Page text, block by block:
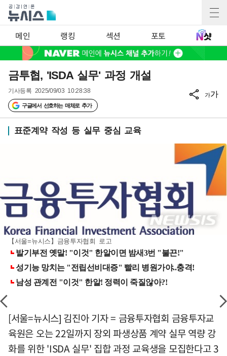
메인 랭킹 섹션 포토
금투협, 'ISDA 실무' 과정 개설
기사등록 2025/09/03 10:28:38
구글에서 선호하는 매체로 추가
가가
표준계약 작성 등 실무 중심 교육
【서울=뉴시스】금융투자협회 로고
[서울=뉴시스] 김진아 기자 = 금융투자협회 금융투자교
육원은 오는 22일까지 장외 파생상품 계약 실무 역량 강
화를 위한 'ISDA 실무' 집합 과정 교육생을 모집한다고 3